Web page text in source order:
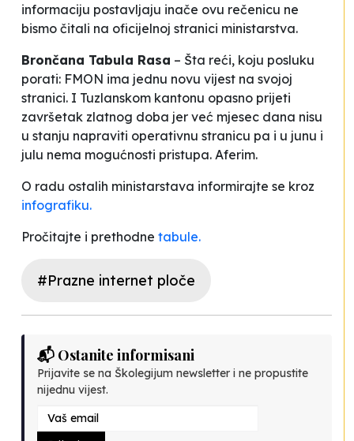
informaciju postavljaju inače ovu rečenicu ne
bismo čitali na oficijelnoj stranici ministarstva.
Brončana Tabula Rasa – Šta reći, koju posluku
porati: FMON ima jednu novu vijest na svojoj
stranici. I Tuzlanskom kantonu opasno prijeti
završetak zlatnog doba jer već mjesec dana nisu
u stanju napraviti operativnu stranicu pa i u junu i
julu nema mogućnosti pristupa. Aferim.
O radu ostalih ministarstava informirajte se kroz
infografiku.
Pročitajte i prethodne tabule.
#Prazne internet ploče
📬 Ostanite informisani
Prijavite se na Školegijum newsletter i ne propustite
nijednu vijest.